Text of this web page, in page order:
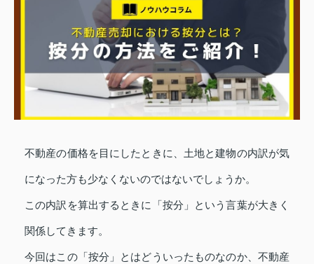
不動産の価格を目にしたときに、土地と建物の内訳が気
になった方も少なくないのではないでしょうか。
この内訳を算出するときに「按分」という言葉が大きく
関係してきます。
今回はこの「按分」とはどういったものなのか、不動産